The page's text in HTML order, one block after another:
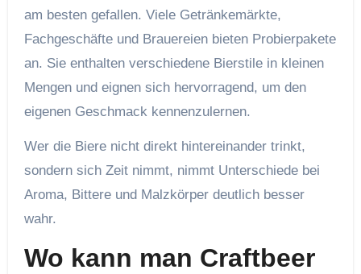
am besten gefallen. Viele Getränkemärkte,
Fachgeschäfte und Brauereien bieten Probierpakete
an. Sie enthalten verschiedene Bierstile in kleinen
Mengen und eignen sich hervorragend, um den
eigenen Geschmack kennenzulernen.
Wer die Biere nicht direkt hintereinander trinkt,
sondern sich Zeit nimmt, nimmt Unterschiede bei
Aroma, Bittere und Malzkörper deutlich besser
wahr.
Wo kann man Craftbeer